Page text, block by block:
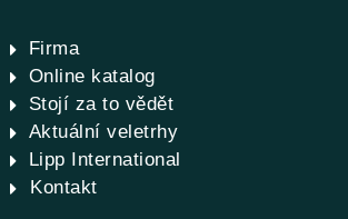
Firma
Online katalog
Stojí za to vědět
Aktuální veletrhy
Lipp International
Kontakt